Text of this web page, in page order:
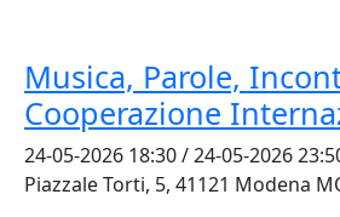
Musica, Parole,
Cooperazione
24-05-2026 18:30 / 24-05-2026
Piazzale Torti, 5, 41121 Modena